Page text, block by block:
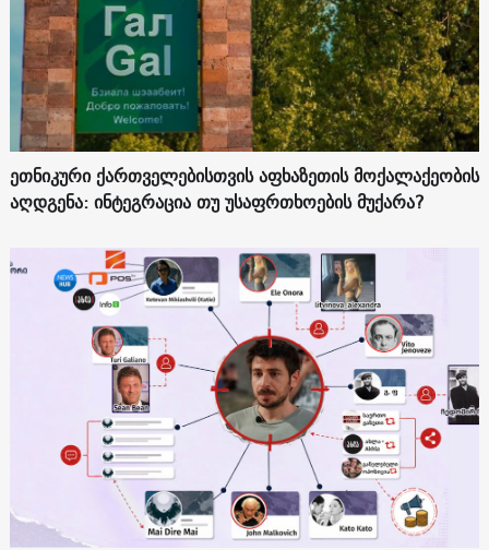
ეთნიკური ქართველებისთვის აფხაზეთის მოქალაქეობის
აღდგენა: ინტეგრაცია თუ უსაფრთხოების მუქარა?